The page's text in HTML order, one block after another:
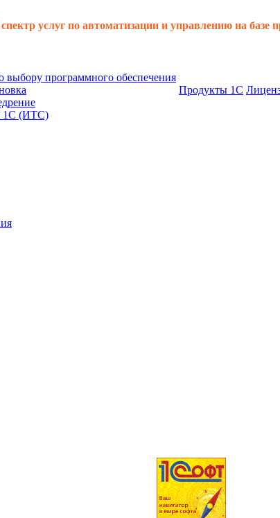
услуг по автоматизации и управлению на базе
выбору программного обеспечения
1С (ИТС)
Продукты 1С